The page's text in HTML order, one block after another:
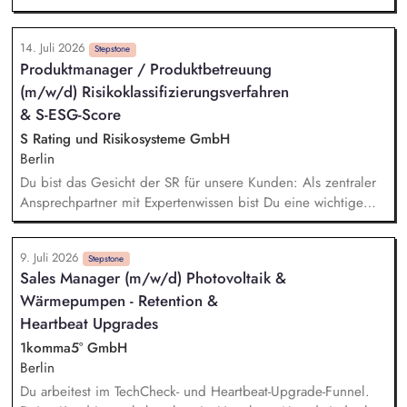
Kundenanliegen
Fragestellungen. Hierfür entwickeln Sie in enger Abstimmung
mit der Leitung Gesamtvertrieb unsere Vertriebsstrategie
kontinuierlich weiter und übersetzen diese in wirksame
Maßnahmen für den operativen Alltag. Sie optimieren
Prozesse entlang der gesamten Vertriebskette mit Blick auf
Effizienz, Nachhaltigkeit und Kundenerlebnis. Sie erkennen
Marktpotenziale und entwickeln Standorte, Sortimente und
Vertriebskonzepte weiter.
14. Juli 2026 Stepstone
Produktmanager / Produktbetreuung
(m/w/d) Risikoklassifizierungsverfahren
& S-ESG-Score
S Rating und Risikosysteme GmbH
Berlin
Du bist das Gesicht der SR für unsere Kunden: Als zentraler
Ansprechpartner mit Expertenwissen bist Du eine wichtige
Anlaufstelle für den S-ESG-Score und unsere etablierten
Risikoklassifizierungsverfahren. Du leistest wichtige
Übersetzungsarbeit: Durch die Erstellung von
praxistauglichen Schulungs- und Kommunikationsunterlagen
(Leitfäden, FAQ-Listen, Validierungskommunikationen etc.)
unterstützt Du die Sparkassen bei der Umsetzung
bestmöglich. Du beantwortest Supportanfragen und betreust
unsere Kunden und Gremien. Du entwickelst die
Kommunikationskanäle weiter und siehst KI als Chance.
9. Juli 2026 Stepstone
Sales Manager (m/w/d) Photovoltaik &
Wärmepumpen - Retention &
Heartbeat Upgrades
1komma5° GmbH
Berlin
Du arbeitest im TechCheck- und Heartbeat-Upgrade-Funnel.